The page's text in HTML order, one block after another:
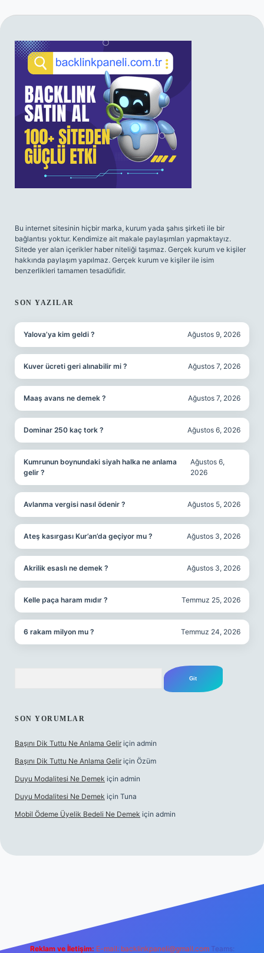
SIDEBAR
Bu internet sitesinin hiçbir marka, kurum yada şahıs şirketi ile bir
bağlantısı yoktur. Kendimize ait makale paylaşımları yapmaktayız.
Sitede yer alan içerikler haber niteliği taşımaz. Gerçek kurum ve kişiler
hakkında paylaşım yapılmaz. Gerçek kurum ve kişiler ile isim
benzerlikleri tamamen tesadüfidir.
SON YAZILAR
Yalova’ya kim geldi ? Ağustos 9, 2026
Kuver ücreti geri alınabilir mi ? Ağustos 7, 2026
Maaş avans ne demek ? Ağustos 7, 2026
Dominar 250 kaç tork ? Ağustos 6, 2026
Kumrunun boynundaki siyah halka ne anlama
gelir ?
Ağustos 6,
2026
Avlanma vergisi nasıl ödenir ? Ağustos 5, 2026
Ateş kasırgası Kur’an’da geçiyor mu ? Ağustos 3, 2026
Akrilik esaslı ne demek ? Ağustos 3, 2026
Kelle paça haram mıdır ? Temmuz 25, 2026
6 rakam milyon mu ? Temmuz 24, 2026
SON YORUMLAR
Başını Dik Tuttu Ne Anlama Gelir için admin
Başını Dik Tuttu Ne Anlama Gelir için Özüm
Duyu Modalitesi Ne Demek için admin
Duyu Modalitesi Ne Demek için Tuna
Mobil Ödeme Üyelik Bedeli Ne Demek için admin
Reklam ve İletişim: E-mail: backlinkpaneli@gmail.com Teams: